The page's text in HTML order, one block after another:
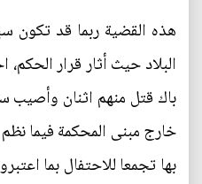
هذه القضية ربما قد تكون
البلاد حيث أثار قرار
باك قتل منهم اثنان وأصيب
خارج مبنى المحكمة فيما نظم
بها تجمعا للاحتفال بما